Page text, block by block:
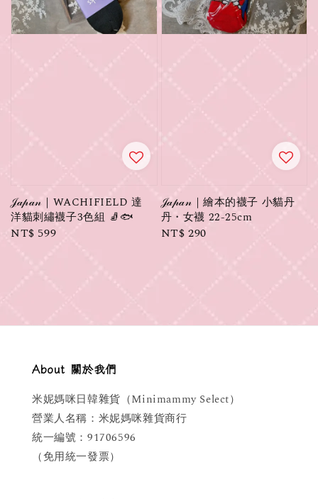
𝒥𝒶𝓅𝒶𝓃｜WACHIFIELD 達
洋貓刺繡襪子3色組 🧦🐟
Regular
NT$ 599
𝒥𝒶𝓅𝒶𝓃｜繪本的襪子 小貓丹
丹・女襪 22-25cm
Regular
NT$ 290
About 關於我們
米妮媽咪日韓雜貨（Minimammy Select）
營業人名稱：米妮媽咪雜貨商行
統一編號：91706596
（免用統一發票）